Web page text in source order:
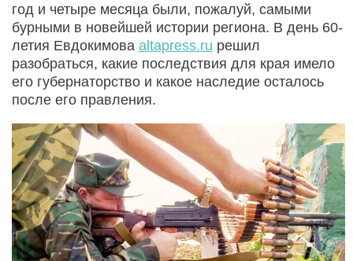
год и четыре месяца были, пожалуй, самыми
бурными в новейшей истории региона. В день 60-
летия Евдокимова altapress.ru решил
разобраться, какие последствия для края имело
его губернаторство и какое наследие осталось
после его правления.